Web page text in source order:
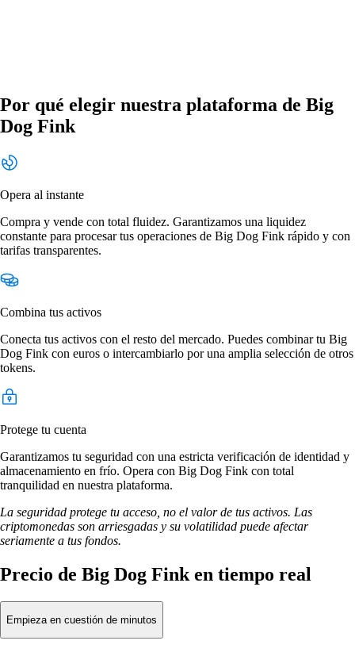
Por qué elegir nuestra plataforma de Big
Dog Fink
Opera al instante
Compra y vende con total fluidez. Garantizamos una liquidez
constante para procesar tus operaciones de Big Dog Fink rápido y con
tarifas transparentes.
Combina tus activos
Conecta tus activos con el resto del mercado. Puedes combinar tu Big
Dog Fink con euros o intercambiarlo por una amplia selección de otros
tokens.
Protege tu cuenta
Garantizamos tu seguridad con una estricta verificación de identidad y
almacenamiento en frío. Opera con Big Dog Fink con total
tranquilidad en nuestra plataforma.
La seguridad protege tu acceso, no el valor de tus activos. Las
criptomonedas son arriesgadas y su volatilidad puede afectar
seriamente a tus fondos.
Precio de Big Dog Fink en tiempo real
Empieza en cuestión de minutos